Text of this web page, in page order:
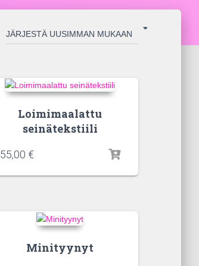
Loimimaalattu
seinätekstiili
55,00 €
Minityynyt